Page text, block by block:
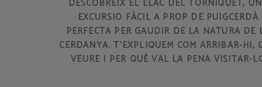
DESCOBREIX EL LLAC DEL TORNIQUET,
EXCURSIÓ FÀCIL A PROP DE PUIGCERDÀ
PERFECTA PER GAUDIR DE LA NATURA DE
CERDANYA. T'EXPLIQUEM COM ARRIBAR-HI,
VEURE I PER QUÈ VAL LA PENA VISITAR-